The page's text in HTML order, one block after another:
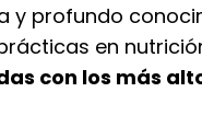
y profundo
en
con los más